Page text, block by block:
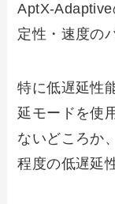
AptX-
定性・速度の
特に低遅延性
延モードを使
ないどころか
程度の低遅延